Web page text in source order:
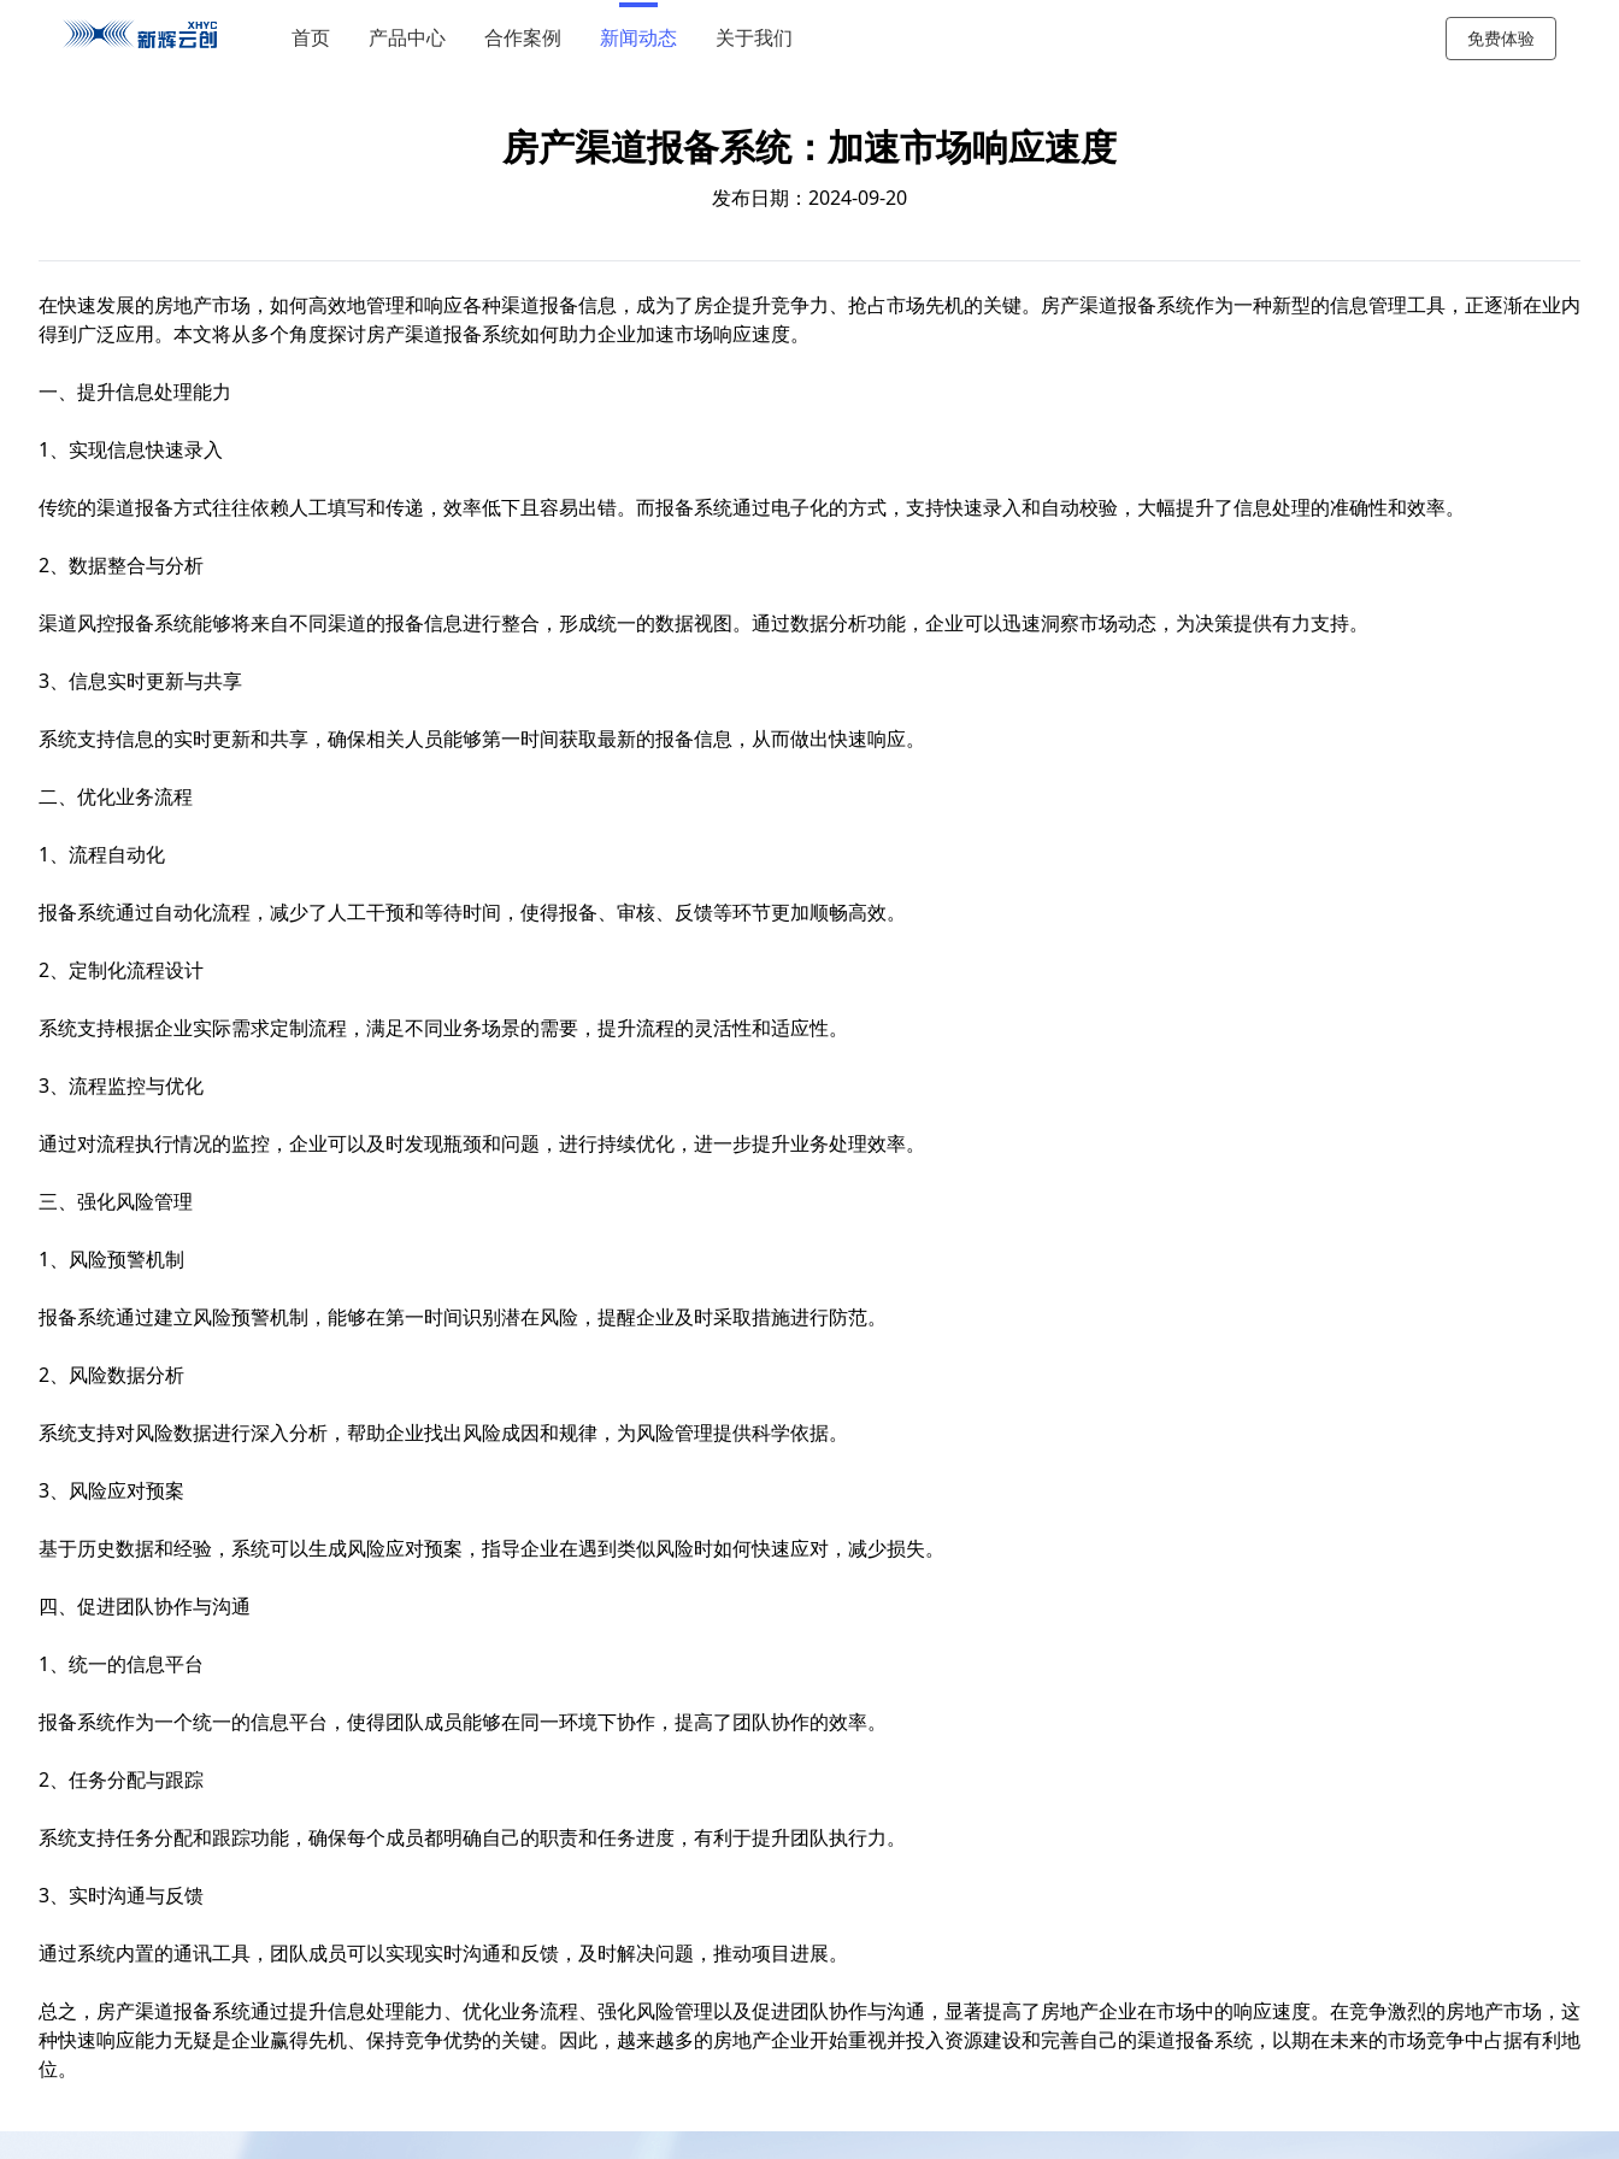
首页 产品中心 合作案例 新闻动态 关于我们 免费体验
房产渠道报备系统：加速市场响应速度
发布日期：2024-09-20
在快速发展的房地产市场，如何高效地管理和响应各种渠道报备信息，成为了房企提升竞争力、抢占市场先机的关键。房产渠道报备系统作为一种新型的信息管理工具，正逐渐在业内
得到广泛应用。本文将从多个角度探讨房产渠道报备系统如何助力企业加速市场响应速度。
一、提升信息处理能力
1、实现信息快速录入
传统的渠道报备方式往往依赖人工填写和传递，效率低下且容易出错。而报备系统通过电子化的方式，支持快速录入和自动校验，大幅提升了信息处理的准确性和效率。
2、数据整合与分析
渠道风控报备系统能够将来自不同渠道的报备信息进行整合，形成统一的数据视图。通过数据分析功能，企业可以迅速洞察市场动态，为决策提供有力支持。
3、信息实时更新与共享
系统支持信息的实时更新和共享，确保相关人员能够第一时间获取最新的报备信息，从而做出快速响应。
二、优化业务流程
1、流程自动化
报备系统通过自动化流程，减少了人工干预和等待时间，使得报备、审核、反馈等环节更加顺畅高效。
2、定制化流程设计
系统支持根据企业实际需求定制流程，满足不同业务场景的需要，提升流程的灵活性和适应性。
3、流程监控与优化
通过对流程执行情况的监控，企业可以及时发现瓶颈和问题，进行持续优化，进一步提升业务处理效率。
三、强化风险管理
1、风险预警机制
报备系统通过建立风险预警机制，能够在第一时间识别潜在风险，提醒企业及时采取措施进行防范。
2、风险数据分析
系统支持对风险数据进行深入分析，帮助企业找出风险成因和规律，为风险管理提供科学依据。
3、风险应对预案
基于历史数据和经验，系统可以生成风险应对预案，指导企业在遇到类似风险时如何快速应对，减少损失。
四、促进团队协作与沟通
1、统一的信息平台
报备系统作为一个统一的信息平台，使得团队成员能够在同一环境下协作，提高了团队协作的效率。
2、任务分配与跟踪
系统支持任务分配和跟踪功能，确保每个成员都明确自己的职责和任务进度，有利于提升团队执行力。
3、实时沟通与反馈
通过系统内置的通讯工具，团队成员可以实现实时沟通和反馈，及时解决问题，推动项目进展。
总之，房产渠道报备系统通过提升信息处理能力、优化业务流程、强化风险管理以及促进团队协作与沟通，显著提高了房地产企业在市场中的响应速度。在竞争激烈的房地产市场，这
种快速响应能力无疑是企业赢得先机、保持竞争优势的关键。因此，越来越多的房地产企业开始重视并投入资源建设和完善自己的渠道报备系统，以期在未来的市场竞争中占据有利地
位。